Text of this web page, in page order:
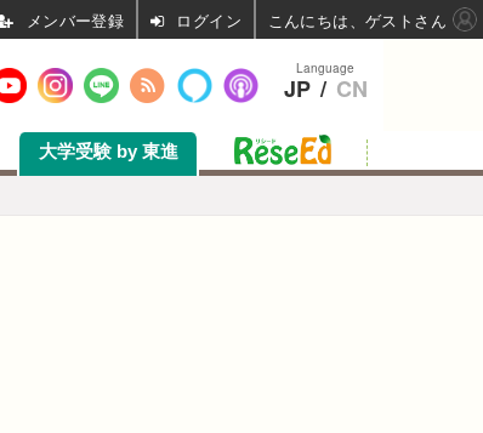
大学受験 by 東進
Language
JP / CN
ログイン こんにちは、ゲストさん